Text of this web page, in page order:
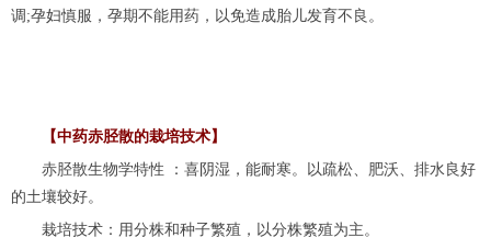
调;孕妇慎服，孕期不能用药，以免造成胎儿发育不良。
【中药赤胫散的栽培技术】
赤胫散生物学特性 ：喜阴湿，能耐寒。以疏松、肥沃、排水良好
的土壤较好。
栽培技术：用分株和种子繁殖，以分株繁殖为主。